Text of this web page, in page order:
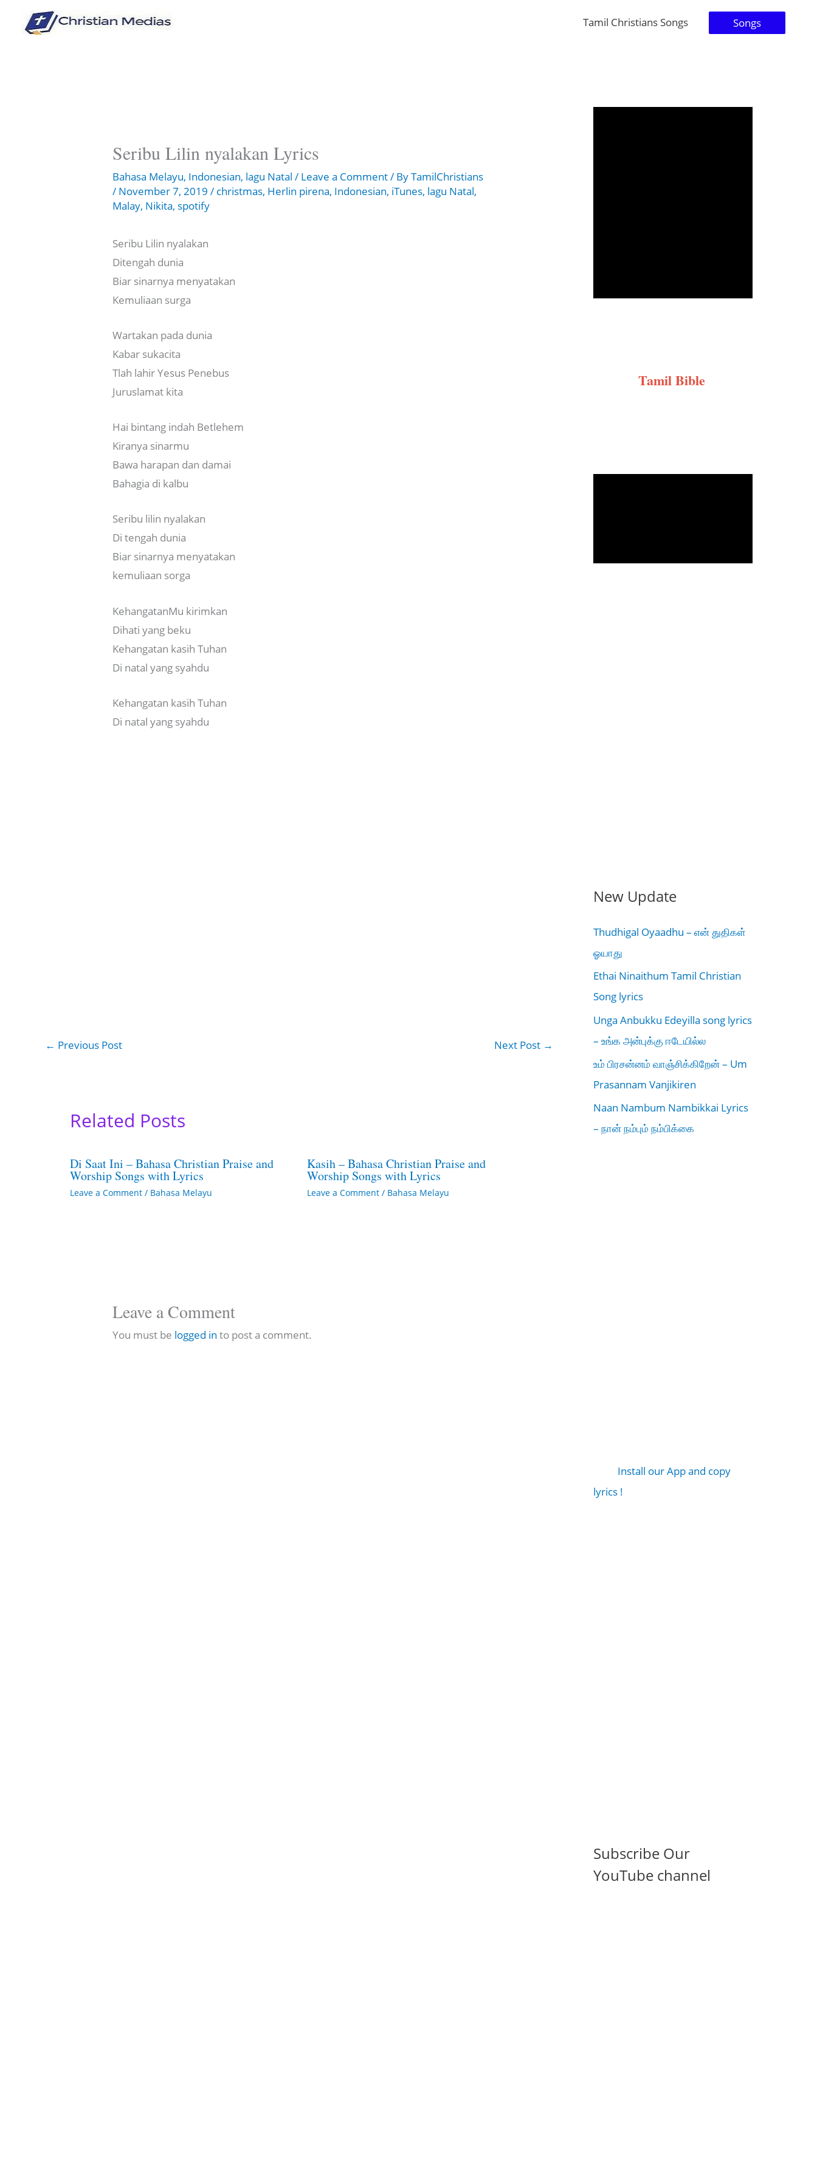
Tamil Christians Songs Songs
Seribu Lilin nyalakan Lyrics
Bahasa Melayu, Indonesian, lagu Natal / Leave a Comment/ ByTamilChristians
/ November 7, 2019/ christmas, Herlin pirena, Indonesian, iTunes, lagu Natal,
Malay, Nikita, spotify
Seribu Lilin nyalakan
Ditengah dunia
Biar sinarnya menyatakan
Kemuliaan surga
Wartakan pada dunia
Kabar sukacita
Tlah lahir Yesus Penebus
Juruslamat kita
Hai bintang indah Betlehem
Kiranya sinarmu
Bawa harapan dan damai
Bahagia di kalbu
Seribu lilin nyalakan
Di tengah dunia
Biar sinarnya menyatakan
kemuliaan sorga
KehangatanMu kirimkan
Dihati yang beku
Kehangatan kasih Tuhan
Di natal yang syahdu
Kehangatan kasih Tuhan
Di natal yang syahdu
← Previous Post Next Post →
Related Posts
Di Saat Ini – Bahasa Christian Praise and
Worship Songs with Lyrics
Leave a Comment / Bahasa Melayu
Kasih – Bahasa Christian Praise and
Worship Songs with Lyrics
Leave a Comment / Bahasa Melayu
Leave a Comment
You must be logged in to post a comment.
Tamil Bible
New Update
Thudhigal Oyaadhu – என் துதிகள்
ஓயாது
Ethai Ninaithum Tamil Christian
Song lyrics
Unga Anbukku Edeyilla song lyrics
– உங்க அன்புக்கு ஈடேயில்ல
உம் பிரசன்னம் வாஞ்சிக்கிறேன் – Um
Prasannam Vanjikiren
Naan Nambum Nambikkai Lyrics
– நான் நம்பும் நம்பிக்கை
Install our App and copy
lyrics !
Subscribe Our
YouTube channel